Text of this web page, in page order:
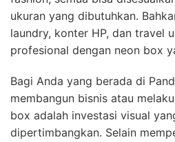
ukuran yang dibutuhkan.
laundry, konter HP, dan travel
profesional dengan neon box
Bagi Anda yang berada di
membangun bisnis atau
box adalah investasi visual
dipertimbangkan. Selain